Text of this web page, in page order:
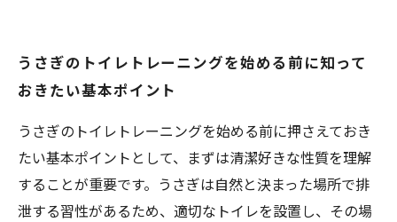
うさぎのトイレトレーニングを始める前に知って
おきたい基本ポイント
うさぎのトイレトレーニングを始める前に押さえておき
たい基本ポイントとして、まずは清潔好きな性質を理解
することが重要です。うさぎは自然と決まった場所で排
泄する習性があるため、適切なトイレを設置し、その場